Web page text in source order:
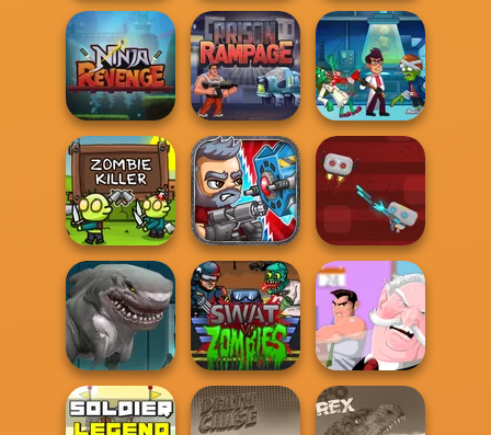
Age of War Survival Game
Slingshot
Vampire
Ninja Revenge Prison Rampage
Lab Of The Living
Dead
Zombie Killer Total Recoil Robo Battle